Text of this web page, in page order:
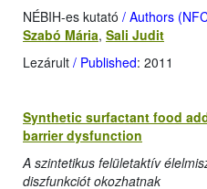
NÉBIH-es kutató / Authors
Szabó Mária, Sali Judit
Lezárult / Published: 2011
Synthetic surfactant food
barrier dysfunction
A szintetikus felületaktív
diszfunkciót okozhatnak